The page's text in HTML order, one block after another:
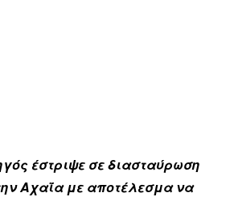
έστριψε σε διασταύρωση
Αχαΐα με αποτέλεσμα να